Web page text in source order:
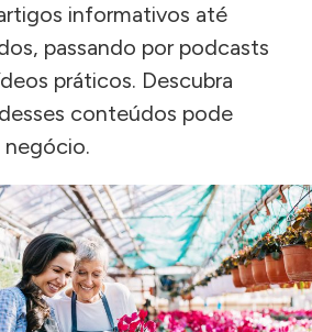
informativos até
passando por podcasts
práticos. Descubra
conteúdos pode
negócio.